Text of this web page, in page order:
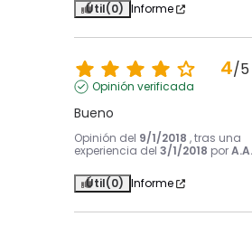
Útil(0) Informe
4/5
Opinión verificada
Bueno
Opinión del 9/1/2018 , tras una
experiencia del 3/1/2018 porA.A.
Útil(0) Informe